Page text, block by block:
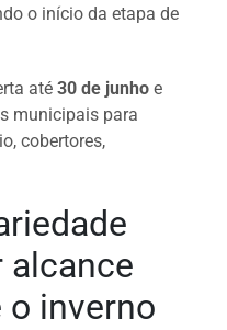
o início da etapa de
até30 de junho e
municipais para
cobertores,
alcance
inverno